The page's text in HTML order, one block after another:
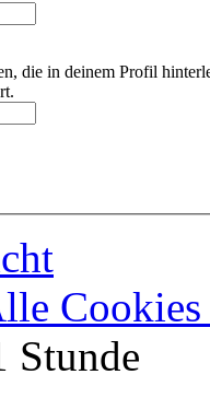
die in deinem Profil
Cookies
Stunde